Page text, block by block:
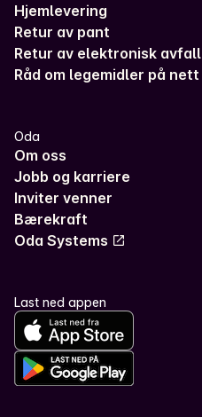
Hjemlevering
Retur av pant
Retur av elektronisk avfall
Råd om legemidler på nett
Oda
Om oss
Jobb og karriere
Inviter venner
Bærekraft
Oda Systems
Last ned appen